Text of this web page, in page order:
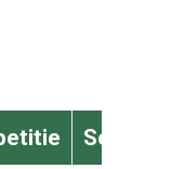
Seizoen